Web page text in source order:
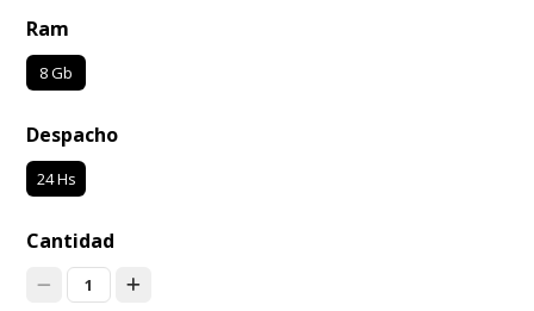
Ram
8 Gb
Despacho
24 Hs
Cantidad
1